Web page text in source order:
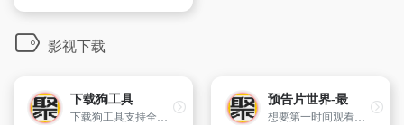
影视下载
下载狗工具
下载狗工具支持全网100+主流网站视频无水印下载!电脑，平板，手机都可以在线使用，帮助我们解决问题。
预告片世界-最新电影预告片播放-高清在线观看
想要第一时间观看最新电影预告片吗？预告片世界提供高清在线观看和免费下载，让您不会错过任何一部精彩电影。赶快加入我们，畅享电影预告片的精彩！